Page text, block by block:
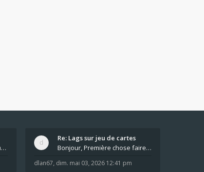
Pour moi pas de lag avec comme navigateur Chrome
Re: Lags sur jeu de cartes
Bonjour, Première chose faire un arrêt complet de
dlan67, dim. mai 03, 2026 12:41 pm